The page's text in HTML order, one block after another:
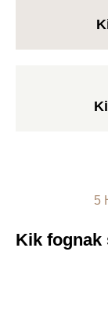
5
Kik fognak